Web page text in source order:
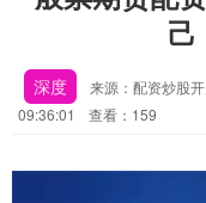
己
深度 来源：配资炒股
09:36:01
查看：159